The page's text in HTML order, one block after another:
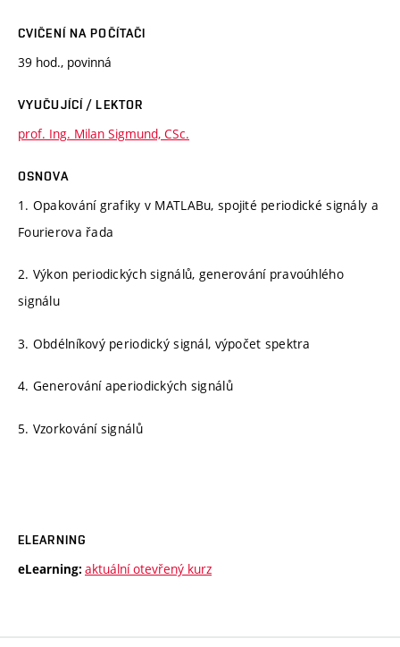
CVIČENÍ NA POČÍTAČI
39 hod., povinná
VYUČUJÍCÍ / LEKTOR
prof. Ing. Milan Sigmund, CSc.
OSNOVA
1. Opakování grafiky v MATLABu, spojité periodické signály a
Fourierova řada
2. Výkon periodických signálů, generování pravoúhlého
signálu
3. Obdélníkový periodický signál, výpočet spektra
4. Generování aperiodických signálů
5. Vzorkování signálů
ELEARNING
eLearning: aktuální otevřený kurz